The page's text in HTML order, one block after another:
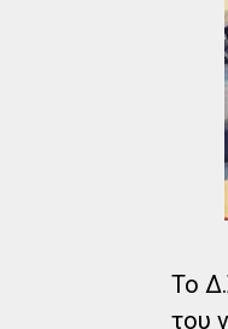
Το
του